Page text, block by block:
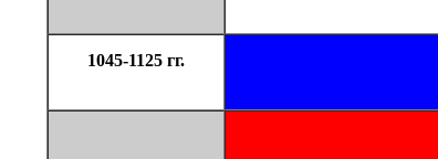
1045-1125 гг.